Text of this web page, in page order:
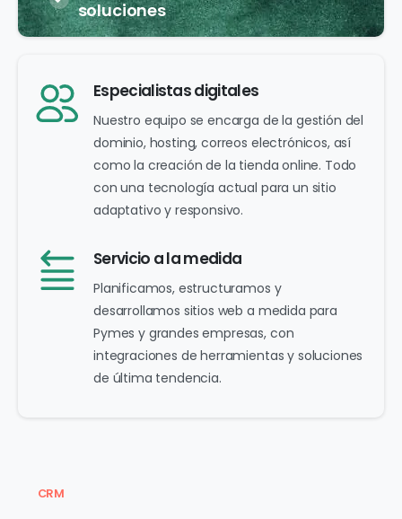
soluciones
Especialistas digitales
Nuestro equipo se encarga de la gestión del
dominio, hosting, correos electrónicos, así
como la creación de la tienda online. Todo
con una tecnología actual para un sitio
adaptativo y responsivo.
Servicio a la medida
Planificamos, estructuramos y
desarrollamos sitios web a medida para
Pymes y grandes empresas, con
integraciones de herramientas y soluciones
de última tendencia.
CRM